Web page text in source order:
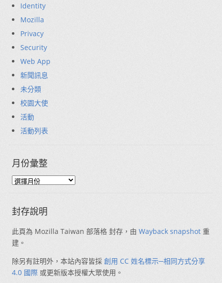
Identity
Mozilla
Privacy
Security
Web App
新聞訊息
未分類
校園大使
活動
活動列表
月份彙整
封存說明
此頁為 Mozilla Taiwan 部落格 封存，由 Wayback snapshot 重
建。
除另有註明外，本站內容皆採 創用 CC 姓名標示─相同方式分享
4.0 國際 或更新版本授權大眾使用。